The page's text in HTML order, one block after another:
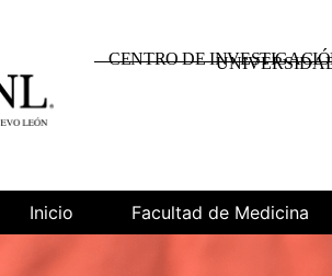
CENTRO DE
Inicio Facultad de Medicina